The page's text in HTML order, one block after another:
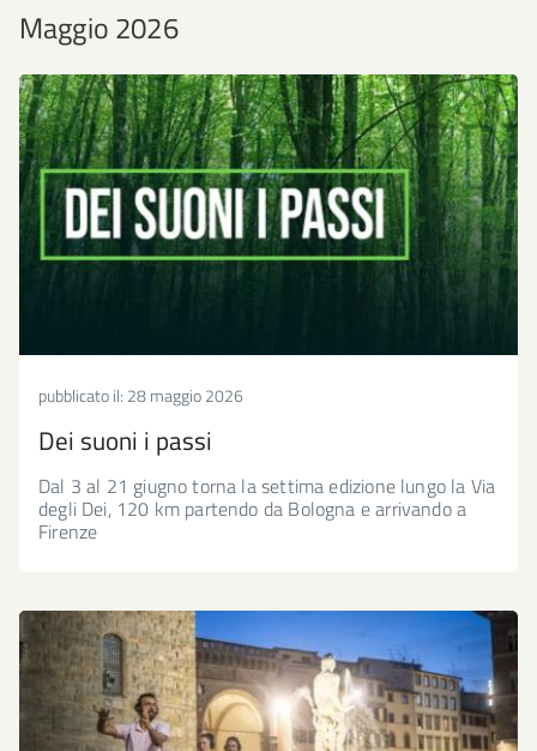
Maggio 2026
pubblicato il: 28 maggio 2026
Dei suoni i passi
Dal 3 al 21 giugno torna la settima edizione lungo la Via
degli Dei, 120 km partendo da Bologna e arrivando a
Firenze